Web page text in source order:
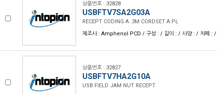
상품번호 : 32828
USBFTV7SA2G03A
RECEPT CODING A .3M CORDSET A PL
제조사 : Amphenol PCD / 구성 : / 길이 : / 사양 : / 차폐 : /
상품번호 : 32827
USBFTV7HA2G10A
USB FIELD JAM NUT RECEPT